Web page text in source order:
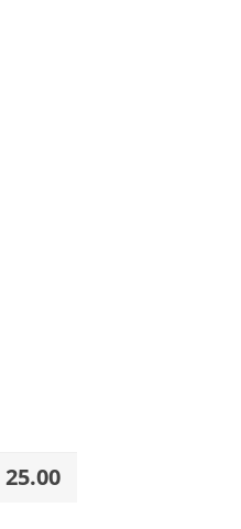
25.00